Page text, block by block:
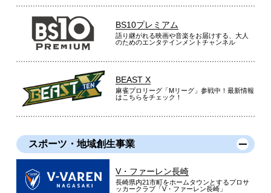
BS10プレミアム
語り継がれる映画や音楽をお届けする、大人
のためのエンタテインメントチャンネル
BEAST X
麻雀プロリーグ「Mリーグ」参戦中！最新情報
はこちらをチェック！
スポーツ・地域創生事業
V・ファーレン長崎
長崎県内21市町をホームタウンとするプロサ
ッカークラブ「V・ファーレン長崎」